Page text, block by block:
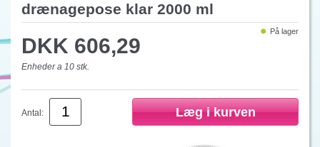
drænagepose klar 2000 ml
På lager
DKK 606,29
Enheder a 10 stk.
Antal: